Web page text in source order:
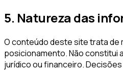
5. Natureza das
O conteúdo deste site trata de
posicionamento. Não constitui
jurídico ou financeiro.